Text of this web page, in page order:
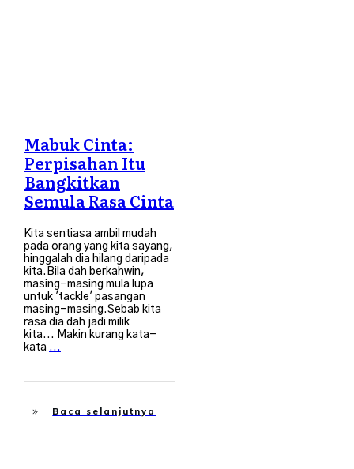
Mabuk Cinta:
Perpisahan Itu
Bangkitkan
Semula Rasa Cinta
Kita sentiasa ambil mudah
pada orang yang kita sayang,
hinggalah dia hilang daripada
kita.Bila dah berkahwin,
masing-masing mula lupa
untuk 'tackle' pasangan
masing-masing.Sebab kita
rasa dia dah jadi milik
kita... Makin kurang kata-
kata ...
Baca selanjutnya